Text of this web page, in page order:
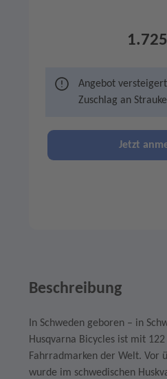
Angebot versteigert
Zuschlag an
Jetzt
Beschreibung
In Schweden geboren – in
Husqvarna Bicycles ist mit
Fahrradmarken der Welt. Vor
wurde im schwedischen